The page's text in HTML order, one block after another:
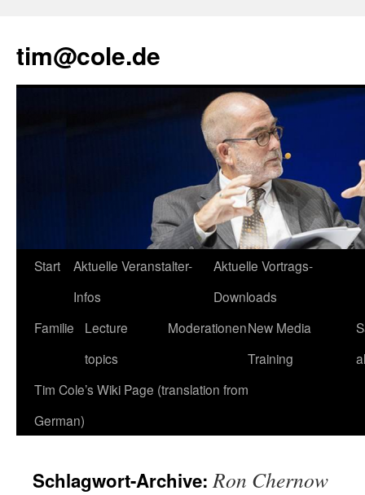
tim@cole.de
Start
Aktuelle Veranstalter-
Infos
Aktuelle Vortrags-
Downloads
Familie
Lecture
topics
ModerationenNew Media
Training
Tim Cole’s Wiki Page (translation from
German)
Schlagwort-Archive:Ron Chernow